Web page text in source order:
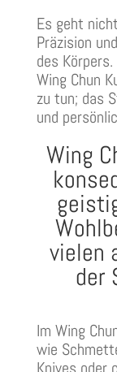
Es geht
Präzision
des Körpers.
Wing Chun
zu tun; das
und
Wing
vielen
der
Im Wing
wie
Knives oder